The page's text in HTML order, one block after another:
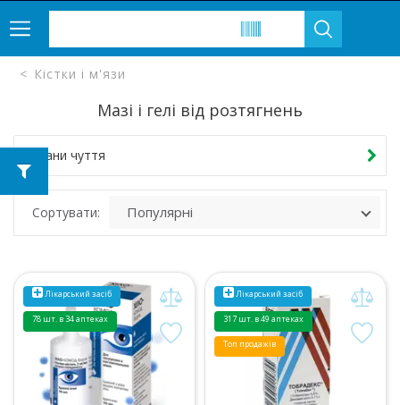
Кістки і м'язи
Мазі і гелі від розтягнень
Органи чуття
Сортувати:
Лікарський засіб
78 шт. в 34 аптеках
Лікарський засіб
317 шт. в 49 аптеках
Топ продажів